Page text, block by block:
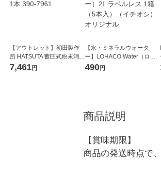
【アウトレット】初田製作
所 HATSUTA 蓄圧式粉末消火
器 6型 PEP-6 1本 390-7961
7,461円
【水・ミネラルウォータ
ー】LOHACO Water（ロハ
コウォーター）2L ラベルレ
490円
商品説明
【賞味期限】
商品の発送時点で